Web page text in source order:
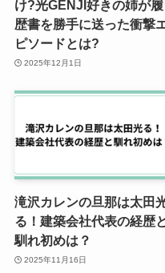
け?光GENJI好きの姉が履
歴書を勝手に送った衝撃
ピソードとは?
2025年12月1日
滝沢カレンの旦那は太田
る！建築会社代表の経歴
馴れ初めは？
2025年11月16日